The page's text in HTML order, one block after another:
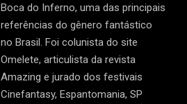
Boca do Inferno, uma das principais
referências do gênero fantástico
no Brasil. Foi colunista do site
Omelete, articulista da revista
Amazing e jurado dos festivais
Cinefantasy, Espantomania, SP